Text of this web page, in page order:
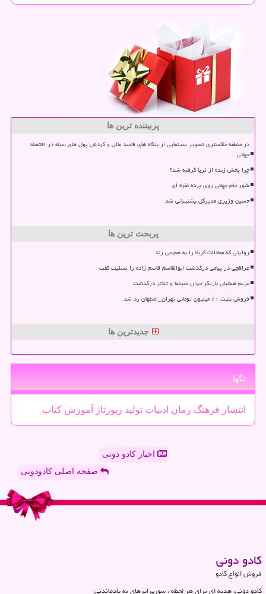
پربیننده ترین ها
در منطقه خاکستری تصویر سینمایی از بنگاه های فاسد مالی و گردش پول های سیاه در اقتصاد
جهانی
چرا پخش زنده از ثریا گرفته شد؟
شور جام جهانی روی پرده نقره ای
حسین وزیری مدیرکل پشتیبانی شد
پربحث ترین ها
روایتی که معادلات کربلا را به هم می زند
عراقچی در پیامی درگذشت ابوالقاسم قاسم زاده را تسلیت گفت
مریم همتیان بازیگر جوان سینما و تئاتر درگذشت
فروش بلیت ۲۱ میلیون تومانی تهران_اصفهان رد شد
جدیدترین ها
تگها
انتشار فرهنگ رمان ادبیات تولید رپورتاژ آموزش كتاب
اخبار کادو دونی
صفحه اصلی کادودونی
كادو دونی
فروش انواع کادو
کادو دونی، هدیه ای برای هر لحظه ، سورپرایزهای به یادماندنی